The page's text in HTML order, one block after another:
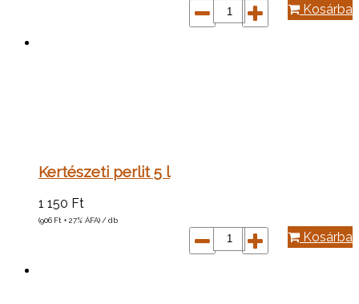
Kosárba
Kertészeti perlit 5 l
1 150 Ft
(906 Ft + 27% ÁFA) / db
Kosárba